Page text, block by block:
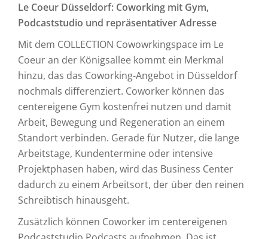
Le Coeur Düsseldorf: Coworking mit Gym,
Podcaststudio und repräsentativer Adresse
Mit dem COLLECTION Cowowrkingspace im Le
Coeur an der Königsallee kommt ein Merkmal
hinzu, das das Coworking-Angebot in Düsseldorf
nochmals differenziert. Coworker können das
centereigene Gym kostenfrei nutzen und damit
Arbeit, Bewegung und Regeneration an einem
Standort verbinden. Gerade für Nutzer, die lange
Arbeitstage, Kundentermine oder intensive
Projektphasen haben, wird das Business Center
dadurch zu einem Arbeitsort, der über den reinen
Schreibtisch hinausgeht.
Zusätzlich können Coworker im centereigenen